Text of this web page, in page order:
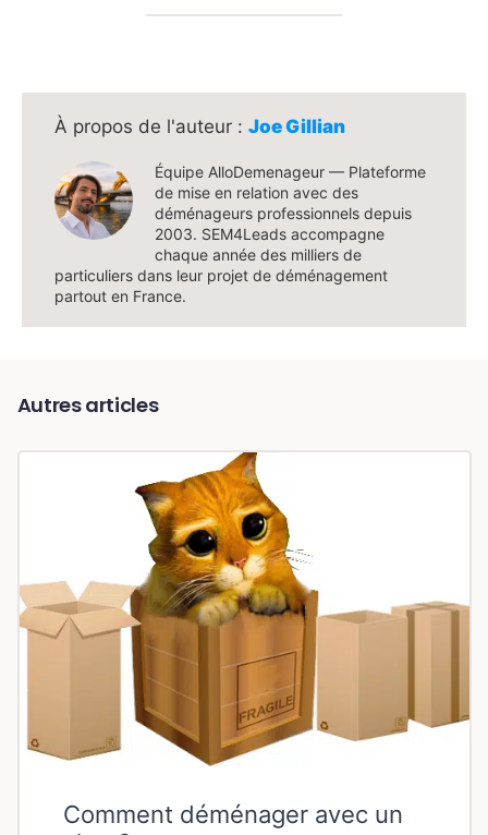
Joe Gillian
Équipe AlloDemenageur — Plateforme
de mise en relation avec des
déménageurs professionnels depuis
2003. SEM4Leads accompagne
chaque année des milliers de
particuliers dans leur projet de déménagement
partout en France.
Autres articles
Comment déménager avec un